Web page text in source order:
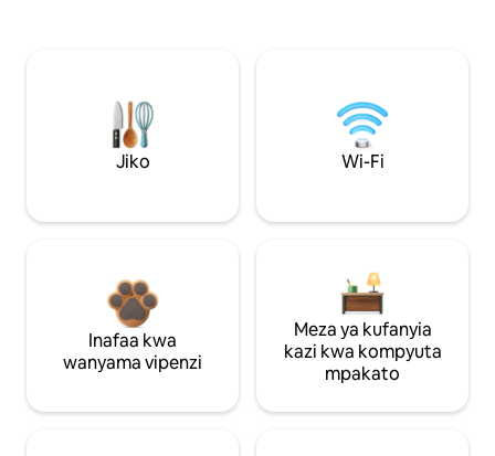
Jiko Wi-Fi
Inafaa kwa
wanyama vipenzi
Meza ya kufanyia
kazi kwa kompyuta
mpakato